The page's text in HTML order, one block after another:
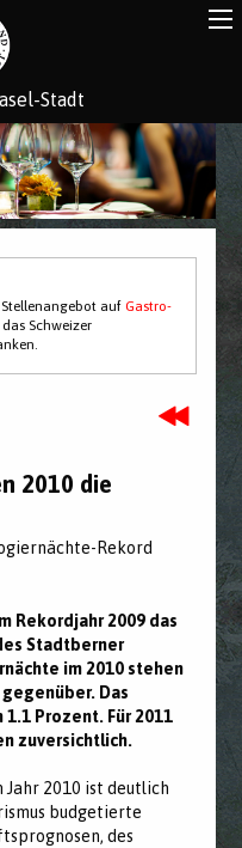
Stadt
Stellenangebot aufGastro-
Schweizer
2010 die
Rekord
Rekordjahr 2009 das
Stadtberner
im 2010 stehen
Das
Prozent. Für 2011
zuversichtlich.
2010 ist deutlich
budgetierte
des